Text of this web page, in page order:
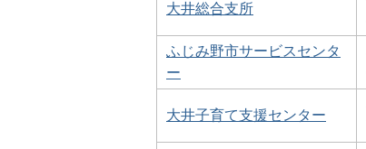
大井総合支所
ふじみ野市サービスセンタ
ー
大井子育て支援センター